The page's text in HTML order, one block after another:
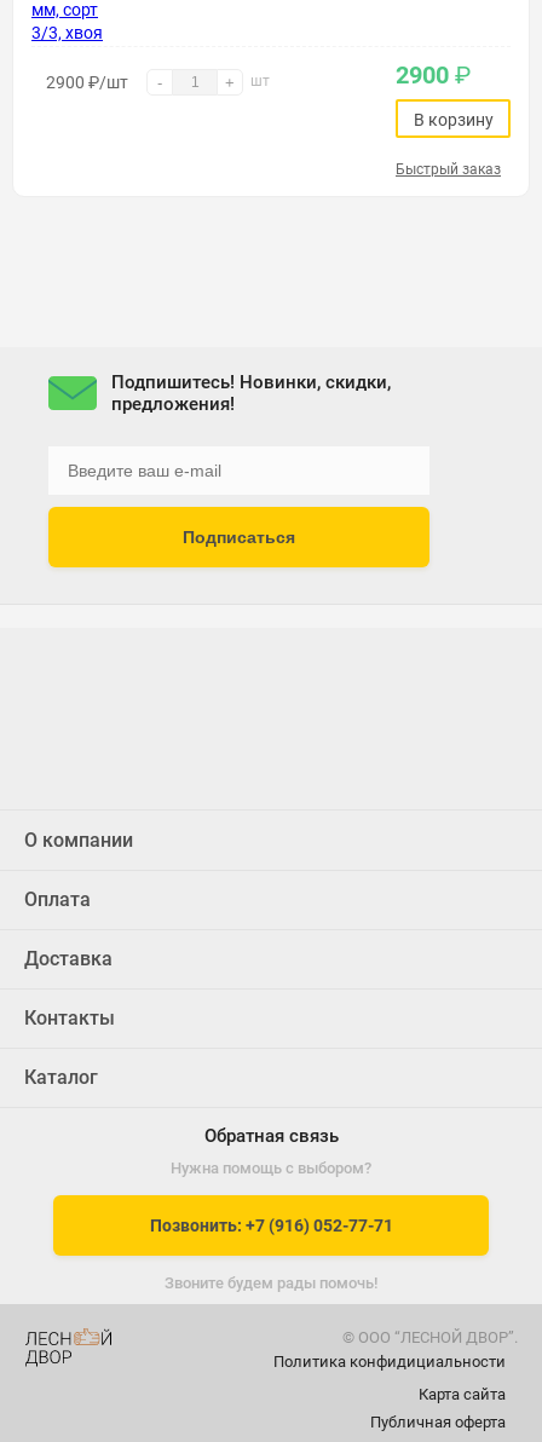
2900 ₽/шт - + шт 2900 ₽
В корзину
Быстрый заказ
Подпишитесь! Новинки, скидки,
предложения!
Подписаться
О компании
Оплата
Доставка
Контакты
Каталог
Обратная связь
Нужна помощь с выбором?
Позвонить: +7 (916) 052-77-71
Звоните будем рады помочь!
© ООО “ЛЕСНОЙ ДВОР”.
Карта сайта
Политика конфидициальности
Публичная оферта